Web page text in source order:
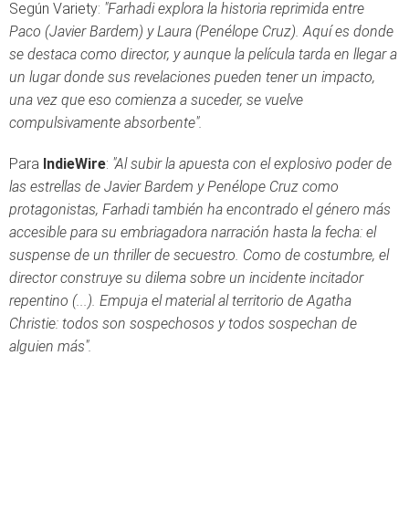
Según Variety: "Farhadi explora la historia reprimida entre
Paco (Javier Bardem) y Laura (Penélope Cruz). Aquí es donde
se destaca como director, y aunque la película tarda en llegar a
un lugar donde sus revelaciones pueden tener un impacto,
una vez que eso comienza a suceder, se vuelve
compulsivamente absorbente".
Para IndieWire: "Al subir la apuesta con el explosivo poder de
las estrellas de Javier Bardem y Penélope Cruz como
protagonistas, Farhadi también ha encontrado el género más
accesible para su embriagadora narración hasta la fecha: el
suspense de un thriller de secuestro. Como de costumbre, el
director construye su dilema sobre un incidente incitador
repentino (...). Empuja el material al territorio de Agatha
Christie: todos son sospechosos y todos sospechan de
alguien más".